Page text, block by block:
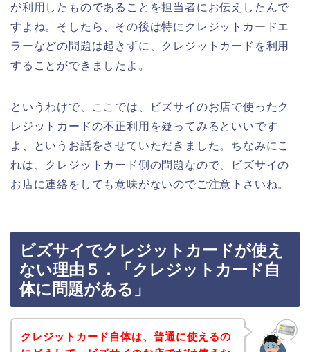
が利用したものであることを担当者にお伝えしたんで
すよね。そしたら、その後は特にクレジットカードエ
ラーなどの問題は起きずに、クレジットカードを利用
することができましたよ。
というわけで、ここでは、ビズサイのお店で使ったク
レジットカードの不正利用を疑ってみるといいです
よ、というお話をさせていただきました。ちなみにこ
れは、クレジットカード側の問題なので、ビズサイの
お店に連絡をしても意味がないのでご注意下さいね。
ビズサイでクレジットカードが使え
ない理由５．「クレジットカード自
体に問題がある」
クレジットカード自体は、普通に使えるの